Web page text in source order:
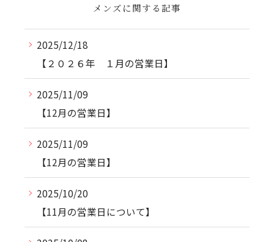
メンズに関する記事
2025/12/18
【２０２６年 １月の営業日】
2025/11/09
【12月の営業日】
2025/11/09
【12月の営業日】
2025/10/20
【11月の営業日について】